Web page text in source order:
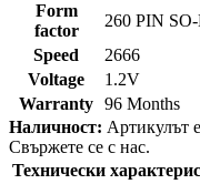
Form
factor
260 PIN
Speed
2666
Voltage
1.2V
Warranty 96 Months
Наличност: Артикулът
Свържете се с нас.
Технически